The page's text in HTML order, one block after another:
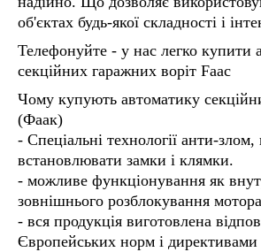
об'єктах будь-якої складності і
Телефонуйте - у нас легко купити
секційних гаражних воріт Faac
Чому купують автоматику
(Фаак)
- Спеціальні технології анти-
встановлювати замки і клямки.
- можливе функціонування як
зовнішнього розблокування
- вся продукція виготовлена
Європейських норм і директивами